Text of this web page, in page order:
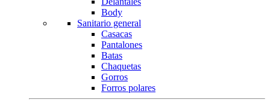
Body
Sanitario general
Casacas
Pantalones
Batas
Chaquetas
Gorros
Forros polares